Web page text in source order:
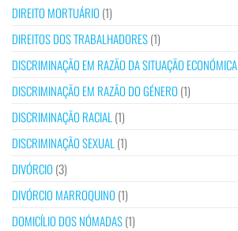
DIREITO MORTUÁRIO (1)
DIREITOS DOS TRABALHADORES(1)
DISCRIMINAÇÃO EM RAZÃO DA SITUAÇÃO ECONÓMICA
DISCRIMINAÇÃO EM RAZÃO DO GÉNERO (1)
DISCRIMINAÇÃO RACIAL(1)
DISCRIMINAÇÃO SEXUAL(1)
DIVÓRCIO (3)
DIVÓRCIO MARROQUINO (1)
DOMICÍLIO DOS NÓMADAS(1)